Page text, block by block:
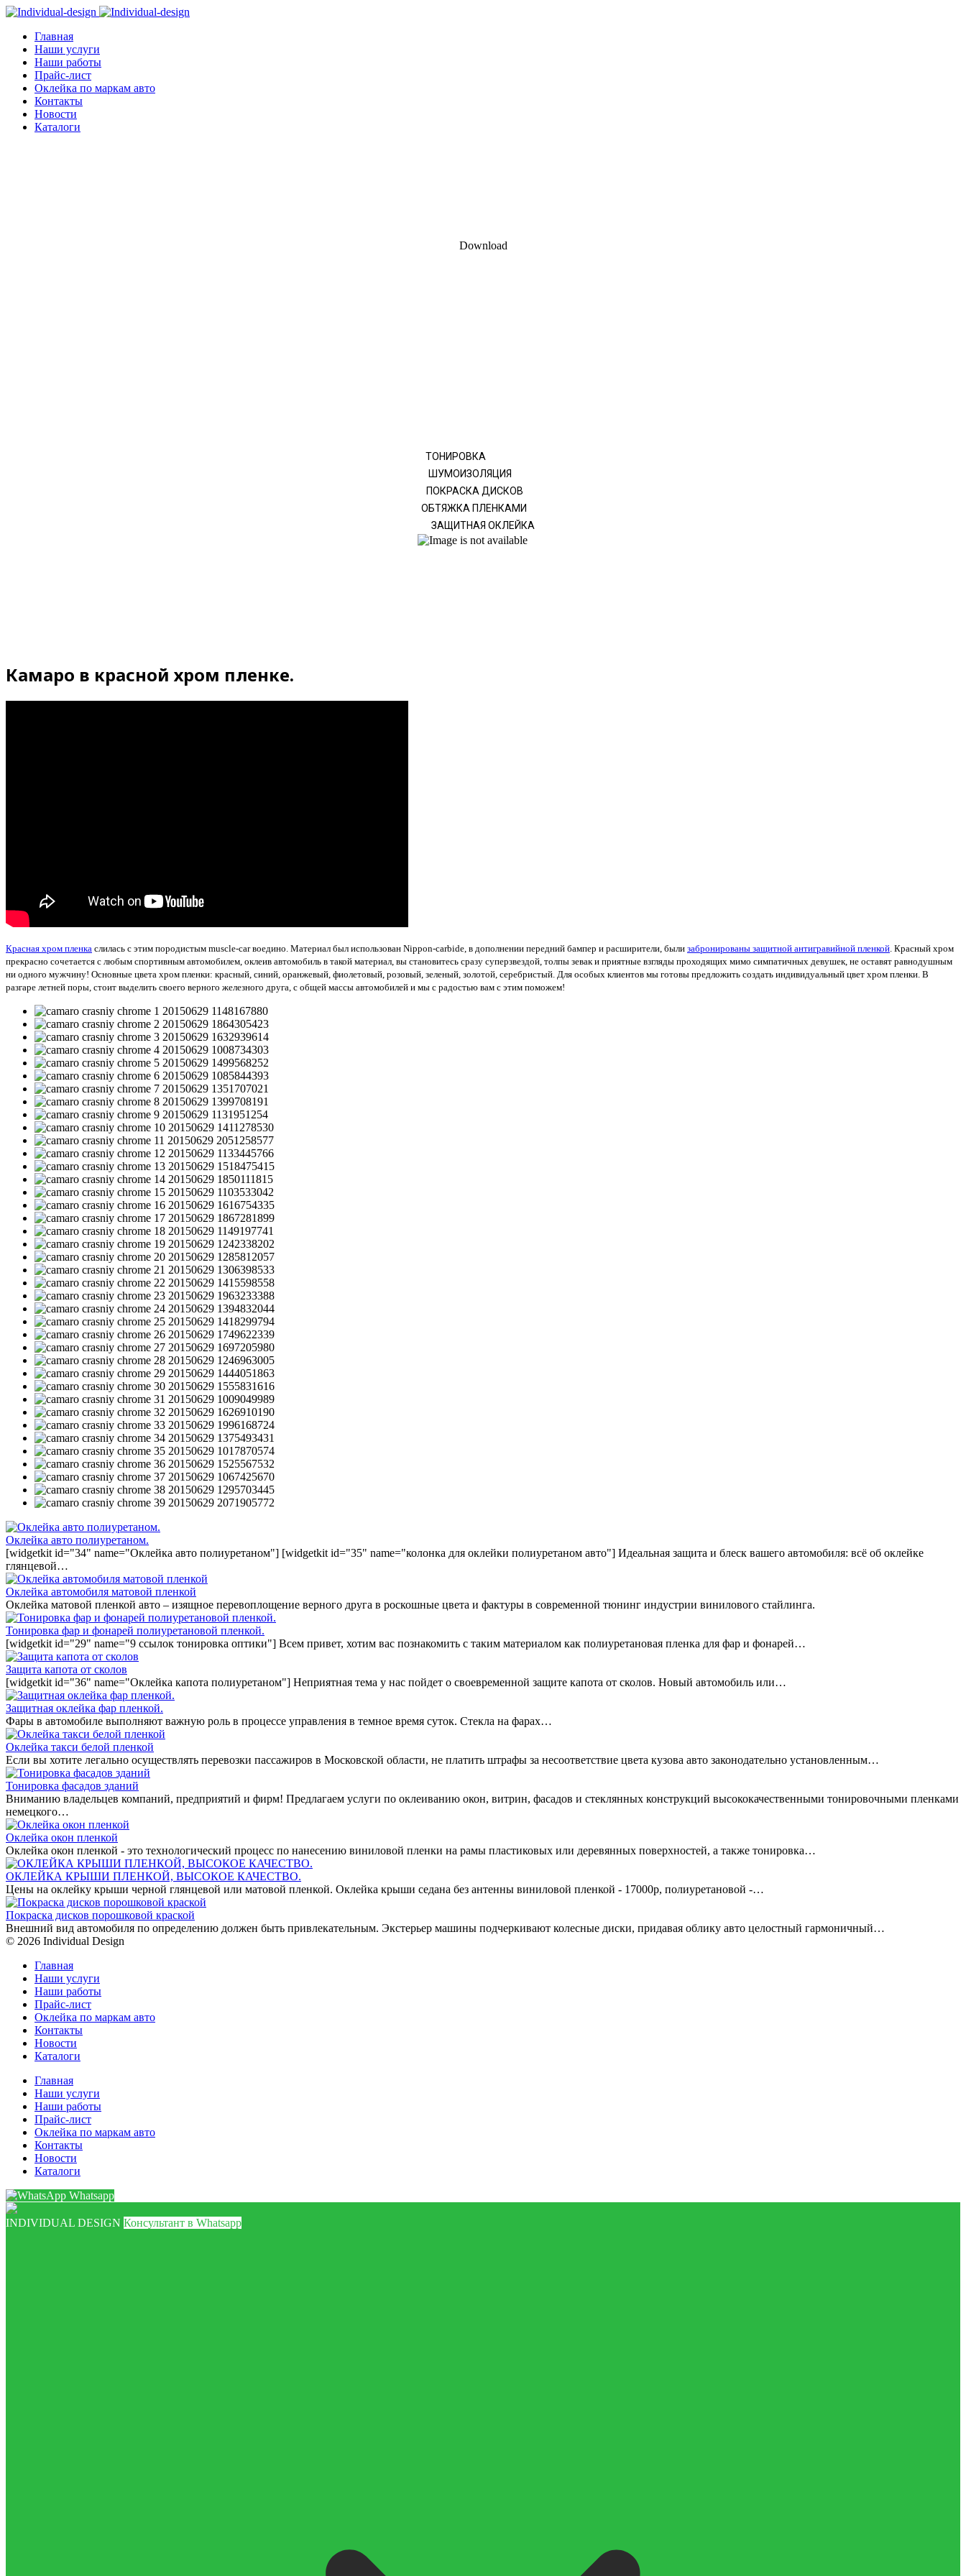
Главная
Наши услуги
Наши работы
Прайс-лист
Оклейка по маркам авто
Контакты
Новости
Каталоги
Download
ТОНИРОВКА
ШУМОИЗОЛЯЦИЯ
ПОКРАСКА ДИСКОВ
ОБТЯЖКА ПЛЕНКАМИ
ЗАЩИТНАЯ ОКЛЕЙКА
Камаро в красной хром пленке.
Красная хром пленка слилась с этим породистым muscle-car воедино. Материал был использован Nippon-carbide, в дополнении передний бампер и расширители, были забронированы защитной антигравийной пленкой . Красный хром
прекрасно сочетается с любым спортивным автомобилем, оклеив автомобиль в такой материал, вы становитесь сразу суперзвездой, толпы зевак и приятные взгляды проходящих мимо симпатичных девушек, не оставят равнодушным
ни одного мужчину! Основные цвета хром пленки: красный, синий, оранжевый, фиолетовый, розовый, зеленый, золотой, серебристый. Для особых клиентов мы готовы предложить создать индивидуальный цвет хром пленки. В
разгаре летней поры, стоит выделить своего верного железного друга, с общей массы автомобилей и мы с радостью вам с этим поможем!
Оклейка авто полиуретаном.
[widgetkit id="34" name="Оклейка авто полиуретаном"] [widgetkit id="35" name="колонка для оклейки полиуретаном авто"] Идеальная защита и блеск вашего автомобиля: всё об оклейке
глянцевой…
Оклейка автомобиля матовой пленкой
Оклейка матовой пленкой авто – изящное перевоплощение верного друга в роскошные цвета и фактуры в современной тюнинг индустрии винилового стайлинга.
Тонировка фар и фонарей полиуретановой пленкой.
[widgetkit id="29" name="9 ссылок тонировка оптики"] Всем привет, хотим вас познакомить с таким материалом как полиуретановая пленка для фар и фонарей…
Защита капота от сколов
[widgetkit id="36" name="Оклейка капота полиуретаном"] Неприятная тема у нас пойдет о своевременной защите капота от сколов. Новый автомобиль или…
Защитная оклейка фар пленкой.
Фары в автомобиле выполняют важную роль в процессе управления в темное время суток. Стекла на фарах…
Оклейка такси белой пленкой
Если вы хотите легально осуществлять перевозки пассажиров в Московской области, не платить штрафы за несоответствие цвета кузова авто законодательно установленным…
Тонировка фасадов зданий
Вниманию владельцев компаний, предприятий и фирм! Предлагаем услуги по оклеиванию окон, витрин, фасадов и стеклянных конструкций высококачественными тонировочными пленками
немецкого…
Оклейка окон пленкой
Оклейка окон пленкой - это технологический процесс по нанесению виниловой пленки на рамы пластиковых или деревянных поверхностей, а также тонировка…
ОКЛЕЙКА КРЫШИ ПЛЕНКОЙ, ВЫСОКОЕ КАЧЕСТВО.
Цены на оклейку крыши черной глянцевой или матовой пленкой. Оклейка крыши седана без антенны виниловой пленкой - 17000р, полиуретановой -…
Покраска дисков порошковой краской
Внешний вид автомобиля по определению должен быть привлекательным. Экстерьер машины подчеркивают колесные диски, придавая облику авто целостный гармоничный…
© 2026 Individual Design
Главная
Наши услуги
Наши работы
Прайс-лист
Оклейка по маркам авто
Контакты
Новости
Каталоги
Главная
Наши услуги
Наши работы
Прайс-лист
Оклейка по маркам авто
Контакты
Новости
Каталоги
Whatsapp
INDIVIDUAL DESIGN Консультант в Whatsapp